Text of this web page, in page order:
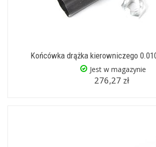
Końcówka drążka kierowniczego
Jest w magazynie
276,27 zł